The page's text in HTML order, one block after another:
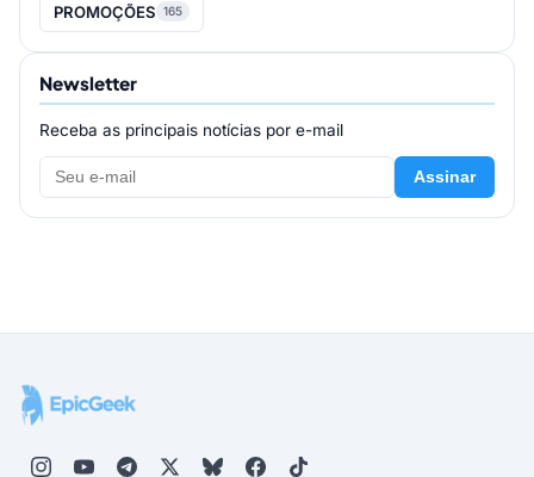
PROMOÇÕES 165
Newsletter
Receba as principais notícias por e-mail
Assinar